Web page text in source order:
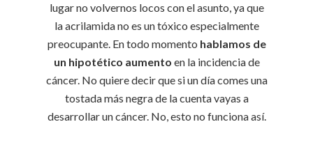
lugar no volvernos locos con el asunto, ya que
la acrilamida no es un tóxico especialmente
preocupante. En todo momento hablamos de
un hipotético aumento en la incidencia de
cáncer. No quiere decir que si un día comes una
tostada más negra de la cuenta vayas a
desarrollar un cáncer. No, esto no funciona así.